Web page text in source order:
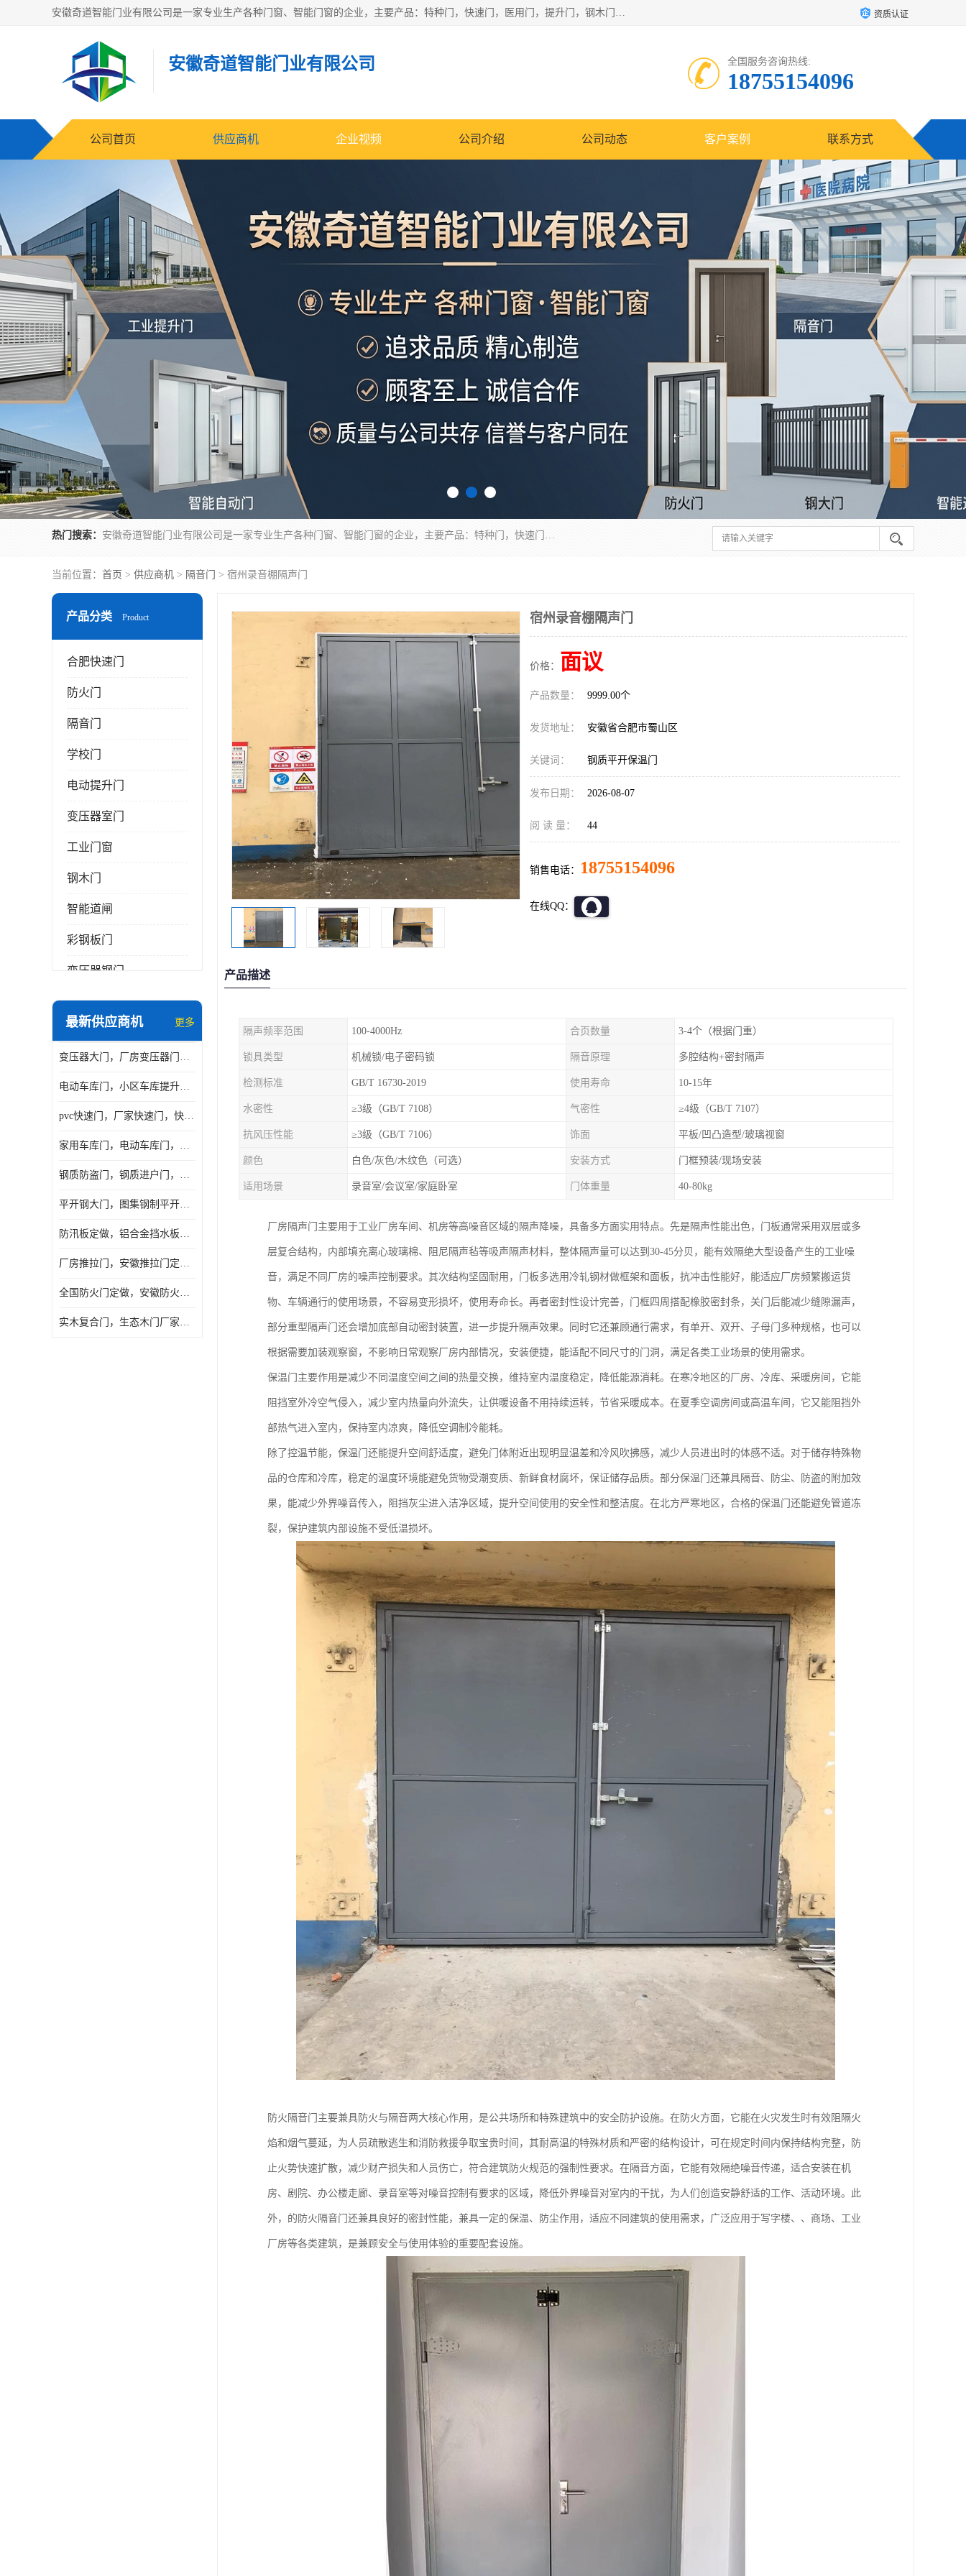
安徽奇道智能门业有限公司是一家专业生产各种门窗、智能门窗的企业，主要产品：特种门，快速门，医用门，提升门，钢木门，智能道闸，钢大门，平移门，卷帘门，保温门，钢制自由门，防火门等，欢迎前来咨询采购。 资质认证
安徽奇道智能门业有限公司 全国服务咨询热线:
18755154096
公司首页 供应商机 企业视频 公司介绍 公司动态 客户案例 联系方式
热门搜索： 安徽奇道智能门业有限公司是一家专业生产各种门窗、智能门窗的企业，主要产品：特种门，快速门，医用门，提升门，钢木门，智能道闸，钢大门，平移门，卷帘门，保温门，钢制自由门，防火门等，欢迎前来咨询采购。
当前位置： 首页 > 供应商机 > 隔音门 > 宿州录音棚隔声门
产品分类 Product
合肥快速门
防火门
隔音门
学校门
电动提升门
变压器室门
工业门窗
钢木门
智能道闸
彩钢板门
变压器钢门
非标门
抗爆门
快速门
最新供应商机 更多
变压器大门，厂房变压器门，配电所钢大门，变压器室钢大门
电动车库门，小区车库提升门，安徽提升门厂家，工业滑升门
pvc快速门，厂家快速门，快速卷帘门，感应快速门
家用车库门，电动车库门，车库滑升门，车库门安装
钢质防盗门，钢质进户门，钢质非标门厂家
平开钢大门，图集钢制平开门，厂房平开大门
防汛板定做，铝合金挡水板门，地库挡水板
厂房推拉门，安徽推拉门定做，夹芯板平移大门
全国防火门定做，安徽防火门批发，防火门价格
实木复合门，生态木门厂家，免漆门定做，安徽木门厂家直销
宿州录音棚隔声门
价格： 面议
产品数量： 9999.00个
发货地址： 安徽省合肥市蜀山区
关键词： 钢质平开保温门
发布日期： 2026-08-07
阅 读 量： 44
销售电话： 18755154096
在线QQ：
产品描述
隔声频率范围 100-4000Hz 合页数量 3-4个（根据门重）
锁具类型 机械锁/电子密码锁 隔音原理 多腔结构+密封隔声
检测标准 GB/T 16730-2019 使用寿命 10-15年
水密性 ≥3级（GB/T 7108） 气密性 ≥4级（GB/T 7107）
抗风压性能 ≥3级（GB/T 7106） 饰面 平板/凹凸造型/玻璃视窗
颜色 白色/灰色/木纹色（可选） 安装方式 门框预装/现场安装
适用场景 录音室/会议室/家庭卧室 门体重量 40-80kg
厂房隔声门主要用于工业厂房车间、机房等高噪音区域的隔声降噪，具备多方面实用特点。先是隔声性能出色，门板通常采用双层或多
层复合结构，内部填充离心玻璃棉、阻尼隔声毡等吸声隔声材料，整体隔声量可以达到30-45分贝，能有效隔绝大型设备产生的工业噪
音，满足不同厂房的噪声控制要求。其次结构坚固耐用，门板多选用冷轧钢材做框架和面板，抗冲击性能好，能适应厂房频繁搬运货
物、车辆通行的使用场景，不容易变形损坏，使用寿命长。再者密封性设计完善，门框四周搭配橡胶密封条，关门后能减少缝隙漏声，
部分重型隔声门还会增加底部自动密封装置，进一步提升隔声效果。同时它还兼顾通行需求，有单开、双开、子母门多种规格，也可以
根据需要加装观察窗，不影响日常观察厂房内部情况，安装便捷，能适配不同尺寸的门洞，满足各类工业场景的使用需求。
保温门主要作用是减少不同温度空间之间的热量交换，维持室内温度稳定，降低能源消耗。在寒冷地区的厂房、冷库、采暖房间，它能
阻挡室外冷空气侵入，减少室内热量向外流失，让供暖设备不用持续运转，节省采暖成本。在夏季空调房间或高温车间，它又能阻挡外
部热气进入室内，保持室内凉爽，降低空调制冷能耗。
除了控温节能，保温门还能提升空间舒适度，避免门体附近出现明显温差和冷风吹拂感，减少人员进出时的体感不适。对于储存特殊物
品的仓库和冷库，稳定的温度环境能避免货物受潮变质、新鲜食材腐坏，保证储存品质。部分保温门还兼具隔音、防尘、防盗的附加效
果，能减少外界噪音传入，阻挡灰尘进入洁净区域，提升空间使用的安全性和整洁度。在北方严寒地区，合格的保温门还能避免管道冻
裂，保护建筑内部设施不受低温损坏。
防火隔音门主要兼具防火与隔音两大核心作用，是公共场所和特殊建筑中的安全防护设施。在防火方面，它能在火灾发生时有效阻隔火
焰和烟气蔓延，为人员疏散逃生和消防救援争取宝贵时间，其耐高温的特殊材质和严密的结构设计，可在规定时间内保持结构完整，防
止火势快速扩散，减少财产损失和人员伤亡，符合建筑防火规范的强制性要求。在隔音方面，它能有效隔绝噪音传递，适合安装在机
房、剧院、办公楼走廊、录音室等对噪音控制有要求的区域，降低外界噪音对室内的干扰，为人们创造安静舒适的工作、活动环境。此
外，的防火隔音门还兼具良好的密封性能，兼具一定的保温、防尘作用，适应不同建筑的使用需求，广泛应用于写字楼、、商场、工业
厂房等各类建筑，是兼顾安全与使用体验的重要配套设施。